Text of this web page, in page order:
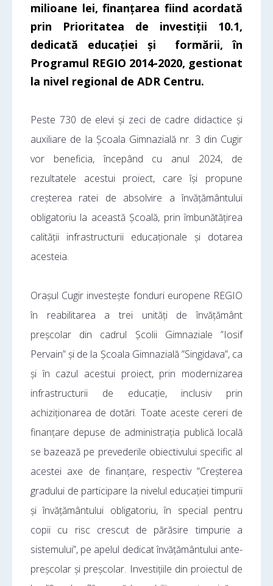
milioane lei, finanțarea fiind acordată
prin Prioritatea de investiții 10.1,
dedicată educației și formării, în
Programul REGIO 2014-2020, gestionat
la nivel regional de ADR Centru.
Peste 730 de elevi și zeci de cadre didactice și
auxiliare de la Școala Gimnazială nr. 3 din Cugir
vor beneficia, începând cu anul 2024, de
rezultatele acestui proiect, care își propune
creșterea ratei de absolvire a învățământului
obligatoriu la această Școală, prin îmbunătățirea
calității infrastructurii educaționale și dotarea
acesteia.
Orașul Cugir investește fonduri europene REGIO
în reabilitarea a trei unități de învățământ
preșcolar din cadrul Școlii Gimnaziale ”Iosif
Pervain” și de la Școala Gimnazială ”Singidava”, ca
și în cazul acestui proiect, prin modernizarea
infrastructurii de educație, inclusiv prin
achiziționarea de dotări. Toate aceste cereri de
finanțare depuse de administrația publică locală
se bazează pe prevederile obiectivului specific al
acestei axe de finanțare, respectiv ”Creșterea
gradului de participare la nivelul educației timpurii
și învățământului obligatoriu, în special pentru
copii cu risc crescut de părăsire timpurie a
sistemului”, pe apelul dedicat învățământului ante-
preșcolar și preșcolar. Investițiile din proiectul de